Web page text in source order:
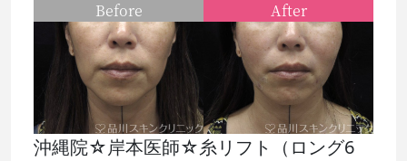
沖縄院☆岸本医師☆糸リフト（ロング6
Before After